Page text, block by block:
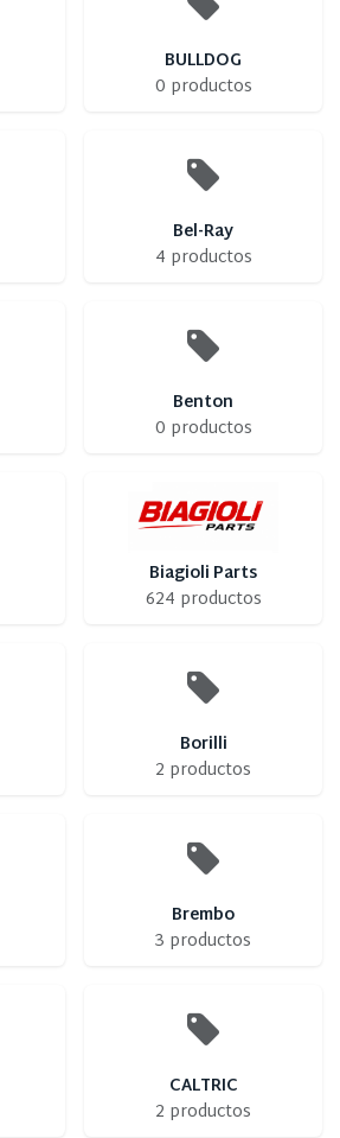
BULLDOG
0 productos
Bel-Ray
4 productos
Benton
0 productos
Biagioli Parts
624 productos
Borilli
2 productos
Brembo
3 productos
CALTRIC
2 productos